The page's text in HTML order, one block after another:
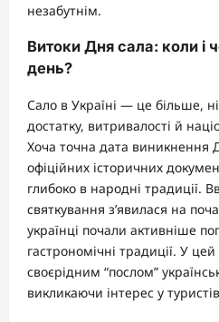
незабутнім.
Витоки Дня сала: коли і
день?
Сало в Україні — це більше,
достатку, витривалості й
Хоча точна дата виникнення
офіційних історичних
глибоко в народні традиції.
святкування з’явилася на
українці почали активніше
гастрономічні традиції. У
своєрідним “послом”
викликаючи інтерес у